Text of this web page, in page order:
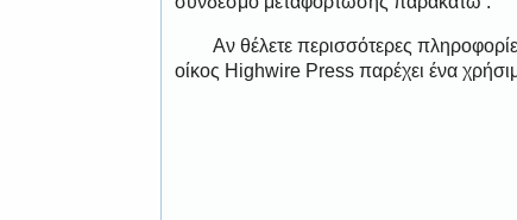
Αν θέλετε περισσότερες
οίκος Highwire Press παρέχει ένα